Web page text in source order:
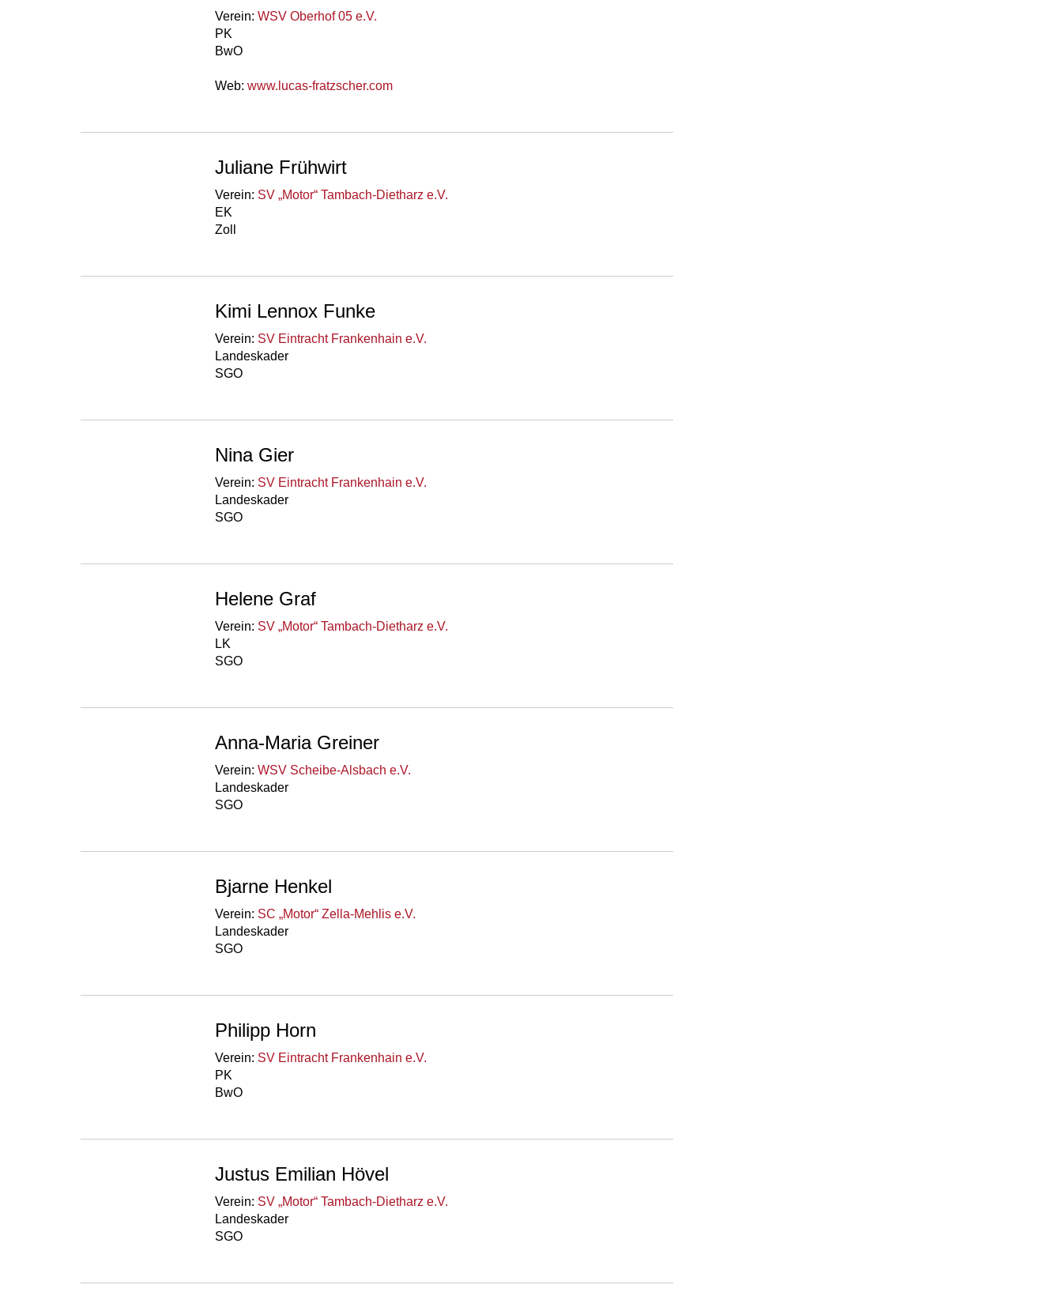
Verein: WSV Oberhof 05 e.V.
PK
BwO
Web: www.lucas-fratzscher.com
Juliane Frühwirt
Verein: SV „Motor“ Tambach-Dietharz e.V.
EK
Zoll
Kimi Lennox Funke
Verein: SV Eintracht Frankenhain e.V.
Landeskader
SGO
Nina Gier
Verein: SV Eintracht Frankenhain e.V.
Landeskader
SGO
Helene Graf
Verein: SV „Motor“ Tambach-Dietharz e.V.
LK
SGO
Anna-Maria Greiner
Verein: WSV Scheibe-Alsbach e.V.
Landeskader
SGO
Bjarne Henkel
Verein: SC „Motor“ Zella-Mehlis e.V.
Landeskader
SGO
Philipp Horn
Verein: SV Eintracht Frankenhain e.V.
PK
BwO
Justus Emilian Hövel
Verein: SV „Motor“ Tambach-Dietharz e.V.
Landeskader
SGO